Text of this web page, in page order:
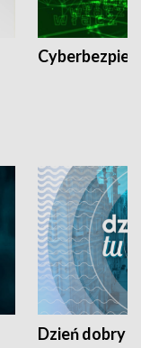
Dzień dobry